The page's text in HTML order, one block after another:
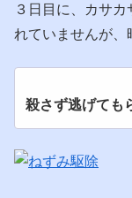
３日目に、カサ
れていませんが、
殺さず逃げても